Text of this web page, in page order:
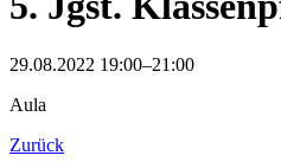
29.08.2022 19:00–21:00
Aula
Zurück